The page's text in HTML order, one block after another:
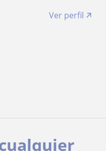
Ver perfil